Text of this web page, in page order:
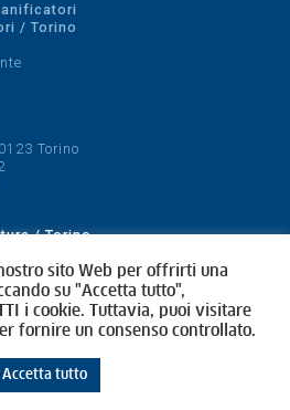
/ Torino
Torino
/ Torino
sito Web per offrirti una
su "Accetta tutto",
i cookie. Tuttavia, puoi visitare
fornire un consenso controllato.
Accetta tutto